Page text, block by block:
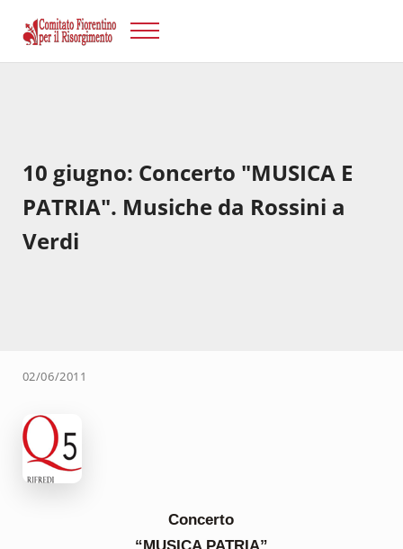
Risorgimento Firenze
Menu
10 giugno: Concerto "MUSICA E
PATRIA". Musiche da Rossini a
Verdi
02/06/2011
Concerto
“MUSICA PATRIA”